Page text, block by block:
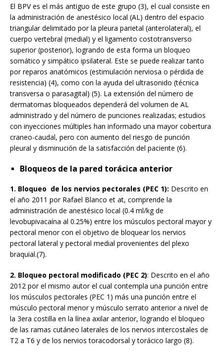
El BPV es el más antiguo de este grupo (3), el cual consiste en
la administración de anestésico local (AL) dentro del espacio
triangular delimitado por la pleura parietal (anterolateral), el
cuerpo vertebral (medial) y el ligamento costotransverso
superior (posterior), logrando de esta forma un bloqueo
somático y simpático ipsilateral. Este se puede realizar tanto
por reparos anatómicos (estimulación nerviosa o pérdida de
resistencia) (4), como con la ayuda del ultrasonido (técnica
transversa o parasagital) (5). La extensión del número de
dermatomas bloqueados dependerá del volumen de AL
administrado y del número de punciones realizadas; estudios
con inyecciones múltiples han informado una mayor cobertura
craneo-caudal, pero con aumento del riesgo de punción
pleural y disminución de la satisfacción del paciente (6).
Bloqueos de la pared torácica anterior
1. Bloqueo de los nervios pectorales (PEC 1): Descrito en
el año 2011 por Rafael Blanco et at, comprende la
administración de anestésico local (0.4 ml/kg de
levobupivacaína al 0.25%) entre los músculos pectoral mayor y
pectoral menor con el objetivo de bloquear los nervios
pectoral lateral y pectoral medial provenientes del plexo
braquial.(7).
2. Bloqueo pectoral modificado (PEC 2): Descrito en el año
2012 por el mismo autor el cual contempla una punción entre
los músculos pectorales (PEC 1) más una punción entre el
músculo pectoral menor y músculo serrato anterior a nivel de
la 3era costilla en la línea axilar anterior, logrando el bloqueo
de las ramas cutáneo laterales de los nervios intercostales de
T2 a T6 y de los nervios toracodorsal y torácico largo (8).